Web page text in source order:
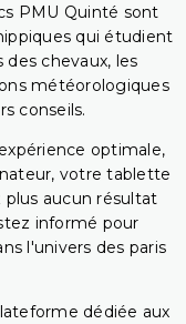
PMU Quinté sont
qui étudient
des chevaux, les
météorologiques
conseils.
optimale,
votre tablette
aucun résultat
informé pour
l'univers des paris
dédiée aux